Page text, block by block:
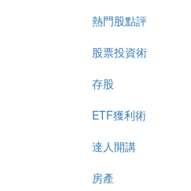
熱門股點評
股票投資術
存股
ETF獲利術
達人開講
房產